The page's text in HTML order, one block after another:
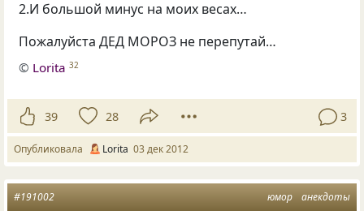
2.И большой минус на моих весах…
Пожалуйста ДЕД МОРОЗ не перепутай…
© Lorita 32
39 28 3
Опубликовала Lorita 03 дек 2012
юмор анекдоты
#191002